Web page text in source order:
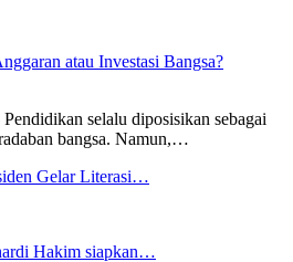
atau Investasi Bangsa?
selalu diposisikan sebagai
bangsa. Namun,…
Gelar Literasi…
Hakim siapkan…